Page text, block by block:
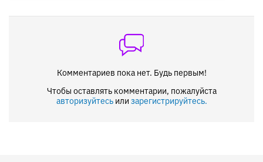
Комментариев пока нет. Будь первым!
Чтобы оставлять комментарии, пожалуйста
авторизуйтесьили зарегистрируйтесь.